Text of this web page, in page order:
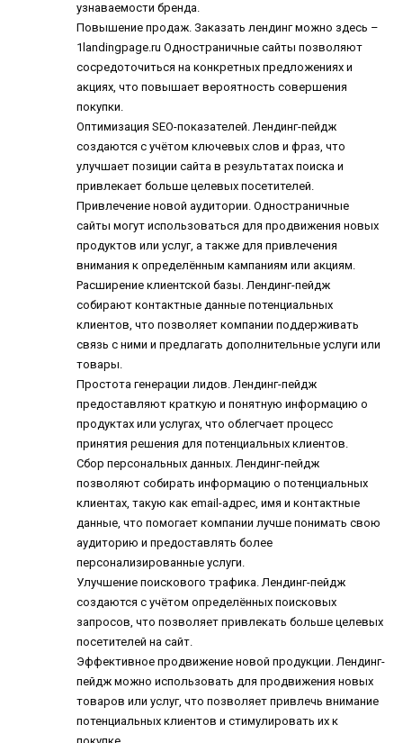
узнаваемости бренда.
Повышение продаж. Заказать лендинг можно здесь –
1landingpage.ru Одностраничные сайты позволяют
сосредоточиться на конкретных предложениях и
акциях, что повышает вероятность совершения
покупки.
Оптимизация SEO-показателей. Лендинг-пейдж
создаются с учётом ключевых слов и фраз, что
улучшает позиции сайта в результатах поиска и
привлекает больше целевых посетителей.
Привлечение новой аудитории. Одностраничные
сайты могут использоваться для продвижения новых
продуктов или услуг, а также для привлечения
внимания к определённым кампаниям или акциям.
Расширение клиентской базы. Лендинг-пейдж
собирают контактные данные потенциальных
клиентов, что позволяет компании поддерживать
связь с ними и предлагать дополнительные услуги или
товары.
Простота генерации лидов. Лендинг-пейдж
предоставляют краткую и понятную информацию о
продуктах или услугах, что облегчает процесс
принятия решения для потенциальных клиентов.
Сбор персональных данных. Лендинг-пейдж
позволяют собирать информацию о потенциальных
клиентах, такую как email-адрес, имя и контактные
данные, что помогает компании лучше понимать свою
аудиторию и предоставлять более
персонализированные услуги.
Улучшение поискового трафика. Лендинг-пейдж
создаются с учётом определённых поисковых
запросов, что позволяет привлекать больше целевых
посетителей на сайт.
Эффективное продвижение новой продукции. Лендинг-
пейдж можно использовать для продвижения новых
товаров или услуг, что позволяет привлечь внимание
потенциальных клиентов и стимулировать их к